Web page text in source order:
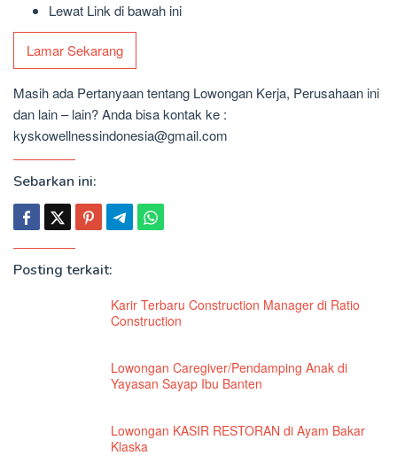
Lewat Link di bawah ini
Lamar Sekarang
Masih ada Pertanyaan tentang Lowongan Kerja, Perusahaan ini
dan lain – lain? Anda bisa kontak ke :
kyskowellnessindonesia@gmail.com
Sebarkan ini:
Posting terkait:
Karir Terbaru Construction Manager di Ratio
Construction
Lowongan Caregiver/Pendamping Anak di
Yayasan Sayap Ibu Banten
Lowongan KASIR RESTORAN di Ayam Bakar
Klaska